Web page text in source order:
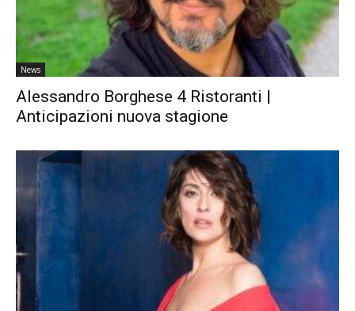
News
Alessandro Borghese 4 Ristoranti |
Anticipazioni nuova stagione